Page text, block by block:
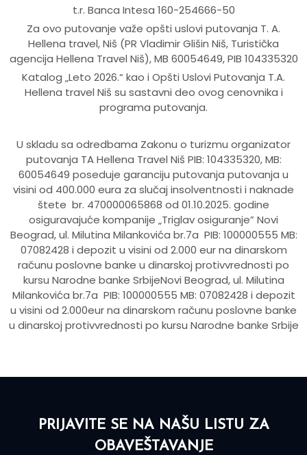
t.r. Banca Intesa 160-254666-50
Za ovo putovanje važe opšti uslovi putovanja T. A.
Hellena travel, Niš (PR Vladimir Glišin Niš, Turistička
agencija Hellena Travel Niš), MB 60054649, PIB 104335320
Katalog „Leto 2026.“ kao i Opšti Uslovi Putovanja T.A.
Hellena travel Niš su sastavni deo ovog cenovnika i
programa putovanja.
U skladu sa odredbama Zakonu o turizmu organizator
putovanja TA Hellena Travel Niš PIB: 104335320, MB:
60054649 poseduje garanciju putovanja putovanja u
visini od 400.000 eura za slučaj insolventnosti i naknade
štete br. 470000065868 od 01.10.2025. godine
osiguravajuće kompanije „Triglav osiguranje” Novi
Beograd, ul. Milutina Milankovića br.7a PIB: 100000555 MB:
07082428 i depozit u visini od 2.000 eur na dinarskom
računu poslovne banke u dinarskoj protivvrednosti po
kursu Narodne banke SrbijeNovi Beograd, ul. Milutina
Milankovića br.7a PIB: 100000555 MB: 07082428 i depozit
u visini od 2.000eur na dinarskom računu poslovne banke
u dinarskoj protivvrednosti po kursu Narodne banke Srbije
PRIJAVITE SE NA NAŠU LISTU ZA
OBAVEŠTAVANJE